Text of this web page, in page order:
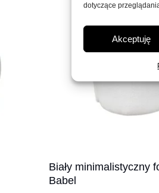
dotyczące
Akceptuję
Biały minimalistyczny
Babel